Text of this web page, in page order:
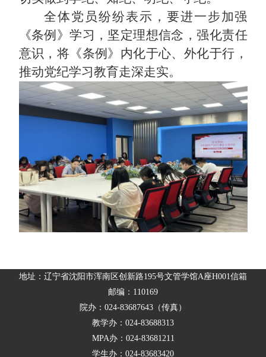
全体党员纷纷表示，要进一步加强
《条例》学习，坚定理想信念，强化责任
意识，将《条例》内化于心、外化于行，
推动党纪学习教育走深走实。
地址：辽宁省沈阳市浑南区创新路195号文管学馆A座H001信箱
邮编：110169
院办：024-83687643（传真）
教学办：024-83688313
MPA办：024-83681211
学生办：024-83683420